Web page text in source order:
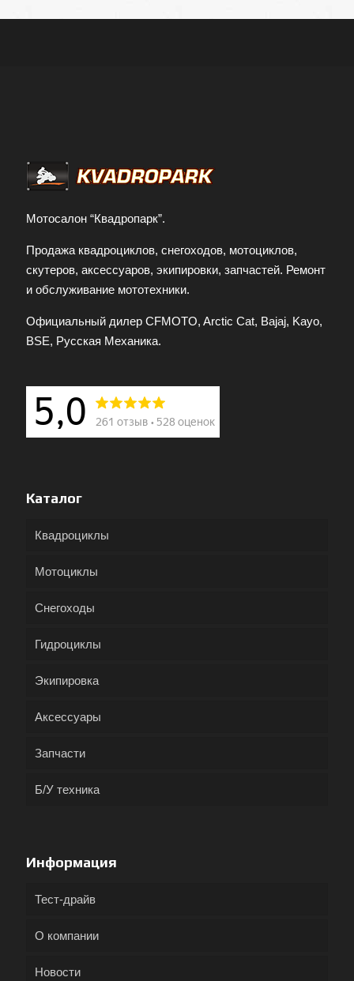
Мотосалон “Квадропарк”.
Продажа квадроциклов, снегоходов, мотоциклов,
скутеров, аксессуаров, экипировки, запчастей. Ремонт
и обслуживание мототехники.
Официальный дилер CFMOTO, Arctic Cat, Bajaj, Kayo,
BSE, Русская Механика.
Каталог
Квадроциклы
Мотоциклы
Снегоходы
Гидроциклы
Экипировка
Аксессуары
Запчасти
Б/У техника
Информация
Тест-драйв
О компании
Новости